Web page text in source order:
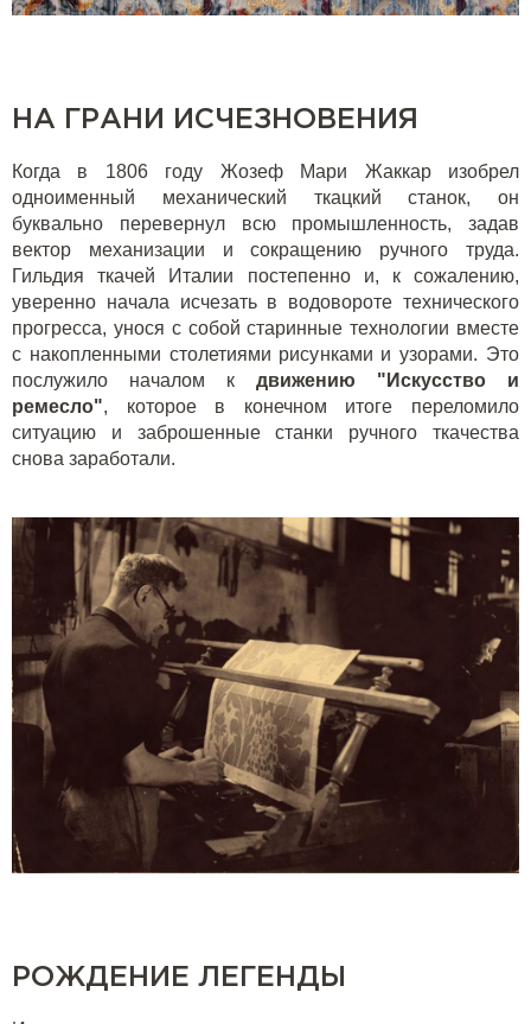
НА ГРАНИ ИСЧЕЗНОВЕНИЯ
Когда в 1806 году Жозеф Мари Жаккар изобрел
одноименный механический ткацкий станок, он
буквально перевернул всю промышленность, задав
вектор механизации и сокращению ручного труда.
Гильдия ткачей Италии постепенно и, к сожалению,
уверенно начала исчезать в водовороте технического
прогресса, унося с собой старинные технологии вместе
с накопленными столетиями рисунками и узорами. Это
послужило началом к движению "Искусство и
ремесло", которое в конечном итоге переломило
ситуацию и заброшенные станки ручного ткачества
снова заработали.
РОЖДЕНИЕ ЛЕГЕНДЫ